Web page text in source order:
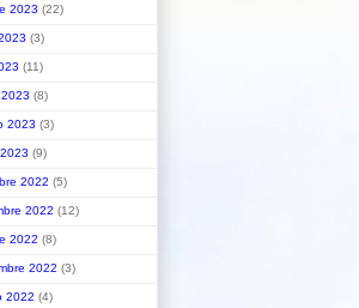
2023 (22)
(3)
(11)
(8)
2023 (3)
(9)
2022 (5)
2022 (12)
2022 (8)
2022 (3)
2022 (4)